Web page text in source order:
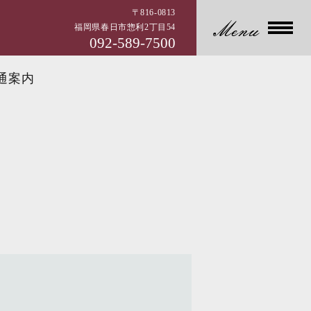
〒816-0813
福岡県春日市惣利2丁目54
092-589-7500
案内